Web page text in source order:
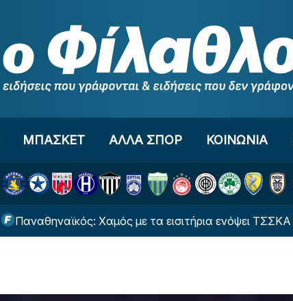
ΜΠΑΣΚΕΤ ΑΛΛΑ ΣΠΟΡ ΚΟΙΝΩΝΙΑ
Χαμός με τα εισιτήρια ενόψει ΤΣΣΚΑ 1948